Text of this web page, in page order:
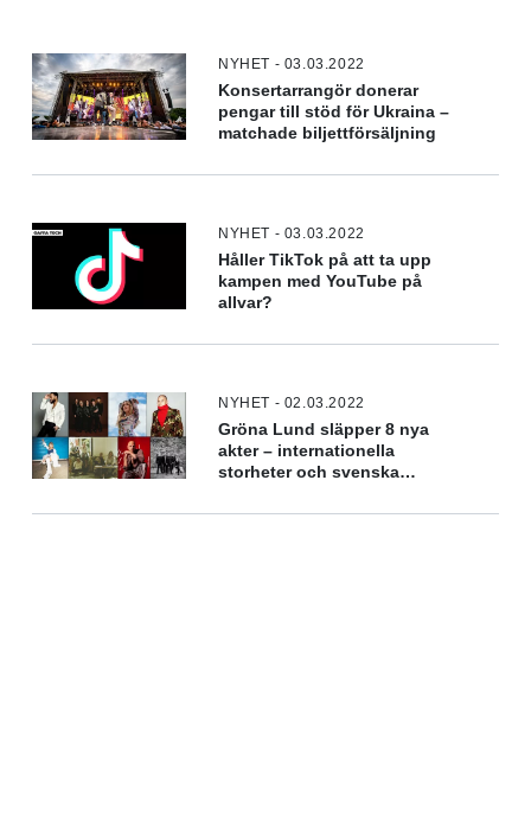
NYHET - 03.03.2022
Konsertarrangör donerar
pengar till stöd för Ukraina –
matchade biljettförsäljning
NYHET - 03.03.2022
Håller TikTok på att ta upp
kampen med YouTube på
allvar?
NYHET - 02.03.2022
Gröna Lund släpper 8 nya
akter – internationella
storheter och svenska